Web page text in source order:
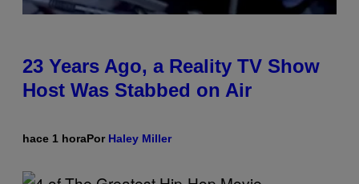
23 Years Ago, a Reality TV Show
Host Was Stabbed on Air
hace 1 horaPor Haley Miller